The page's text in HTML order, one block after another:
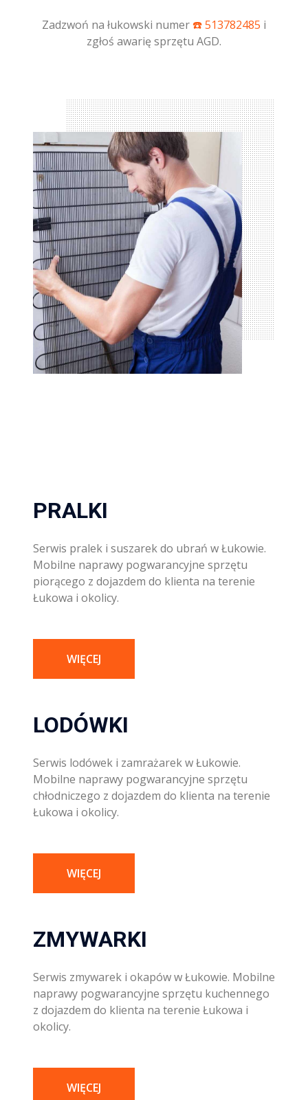
Zadzwoń na łukowski numer☎️ 513782485 i
zgłoś awarię sprzętu AGD.
PRALKI
Serwis pralek i suszarek do ubrań w Łukowie.
Mobilne naprawy pogwarancyjne sprzętu
piorącego z dojazdem do klienta na terenie
Łukowa i okolicy.
WIĘCEJ
LODÓWKI
Serwis lodówek i zamrażarek w Łukowie.
Mobilne naprawy pogwarancyjne sprzętu
chłodniczego z dojazdem do klienta na terenie
Łukowa i okolicy.
WIĘCEJ
ZMYWARKI
Serwis zmywarek i okapów w Łukowie. Mobilne
naprawy pogwarancyjne sprzętu kuchennego
z dojazdem do klienta na terenie Łukowa i
okolicy.
WIĘCEJ